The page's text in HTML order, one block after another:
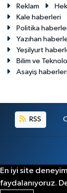
Reklam
Kale haberleri
Politika
Yazıhan
Yeşilyurt
Bilim ve
Asayiş
RSS
En iyi site
faydalanıyoruz.